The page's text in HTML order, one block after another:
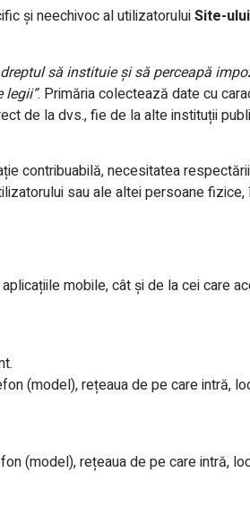
și neechivoc al utilizatoruluiSite-
să instituie şi să perceapă
legii”. Primăria colectează date cu
de la dvs., fie de la alte instituții
contribuabilă, necesitatea
sau ale altei persoane fizice,
mobile, cât și de la cei care
(model), rețeaua de pe care intră,
(model), rețeaua de pe care intră,